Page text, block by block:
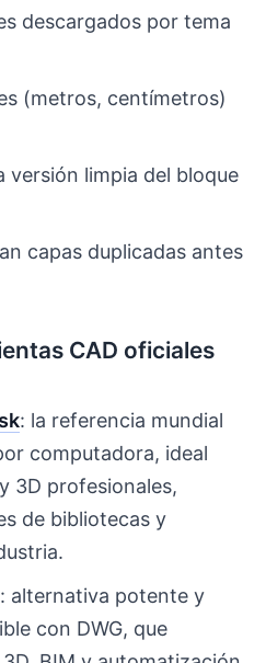
descargados por tema
(metros, centímetros)
versión limpia del bloque
capas duplicadas antes
CAD oficiales
: la referencia mundial
computadora, ideal
3D profesionales,
de bibliotecas y
: alternativa potente y
con DWG, que